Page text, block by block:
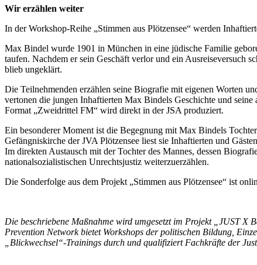
Wir erzählen weiter
In der Workshop-Reihe „Stimmen aus Plötzensee“ werden
Max Bindel wurde 1901 in München in eine jüdische Familie
taufen. Nachdem er sein Geschäft verlor und ein Ausreiseversuch
blieb ungeklärt.
Die Teilnehmenden erzählen seine Biografie mit eigenen Worten
vertonen die jungen Inhaftierten Max Bindels Geschichte und
Format „Zweidrittel FM“ wird direkt in der JSA produziert.
Ein besonderer Moment ist die Begegnung mit Max Bindels
Gefängniskirche der JVA Plötzensee liest sie Inhaftierten und
Im direkten Austausch mit der Tochter des Mannes, dessen
nationalsozialistischen Unrechtsjustiz weiterzuerzählen.
Die Sonderfolge aus dem Projekt „Stimmen aus Plötzensee“ ist
Die beschriebene Maßnahme wird umgesetzt im Projekt „JUST X
Prevention Network bietet Workshops der politischen Bildung,
„Blickwechsel“-Trainings durch und qualifiziert Fachkräfte der